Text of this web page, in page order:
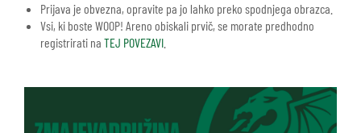
Prijava je obvezna, opravite pa jo lahko preko spodnjega obrazca.
Vsi, ki boste WOOP! Areno obiskali prvič, se morate predhodno
registrirati na TEJ POVEZAVI